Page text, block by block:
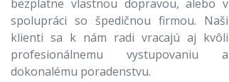
bezplatne vlastnou dopravou, alebo v
spolupráci so špedičnou firmou. Naši
klienti sa k nám radi vracajú aj kvôli
profesionálnemu vystupovaniu a
dokonalému poradenstvu.